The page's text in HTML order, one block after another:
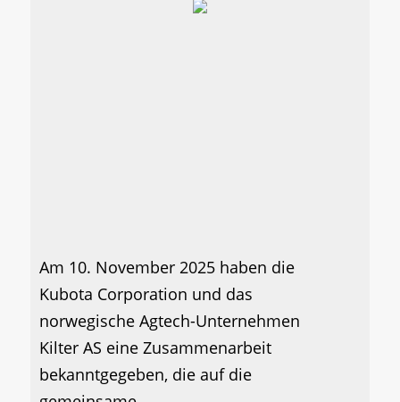
Am 10. November 2025 haben die
Kubota Corporation und das
norwegische Agtech-Unternehmen
Kilter AS eine Zusammenarbeit
bekanntgegeben, die auf die